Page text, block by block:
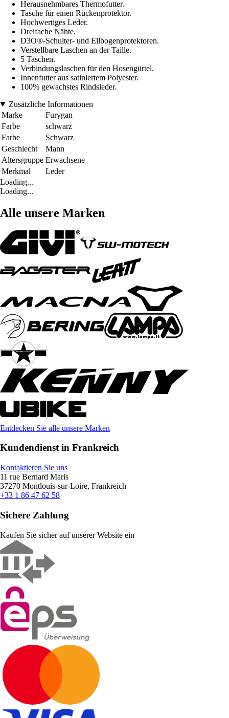
Herausnehmbares Thermofutter.
Tasche für einen Rückenprotektor.
Hochwertiges Leder.
Dreifache Nähte.
D3O®-Schulter- und Ellbogenprotektoren.
Verstellbare Laschen an der Taille.
5 Taschen.
Verbindungslaschen für den Hosengürtel.
Innenfutter aus satiniertem Polyester.
100% gewachstes Rindsleder.
Zusätzliche Informationen
Marke
Furygan
Farbe
schwarz
Farbe
Schwarz
Geschlecht
Mann
Altersgruppe Erwachsene
Merkmal
Leder
Loading...
Loading...
Alle unsere Marken
Entdecken Sie alle unsere Marken
Kundendienst in Frankreich
Kontaktieren Sie uns
11 rue Bernard Maris
37270 Montlouis-sur-Loire, Frankreich
+33 1 86 47 62 58
Sichere Zahlung
Kaufen Sie sicher auf unserer Website ein